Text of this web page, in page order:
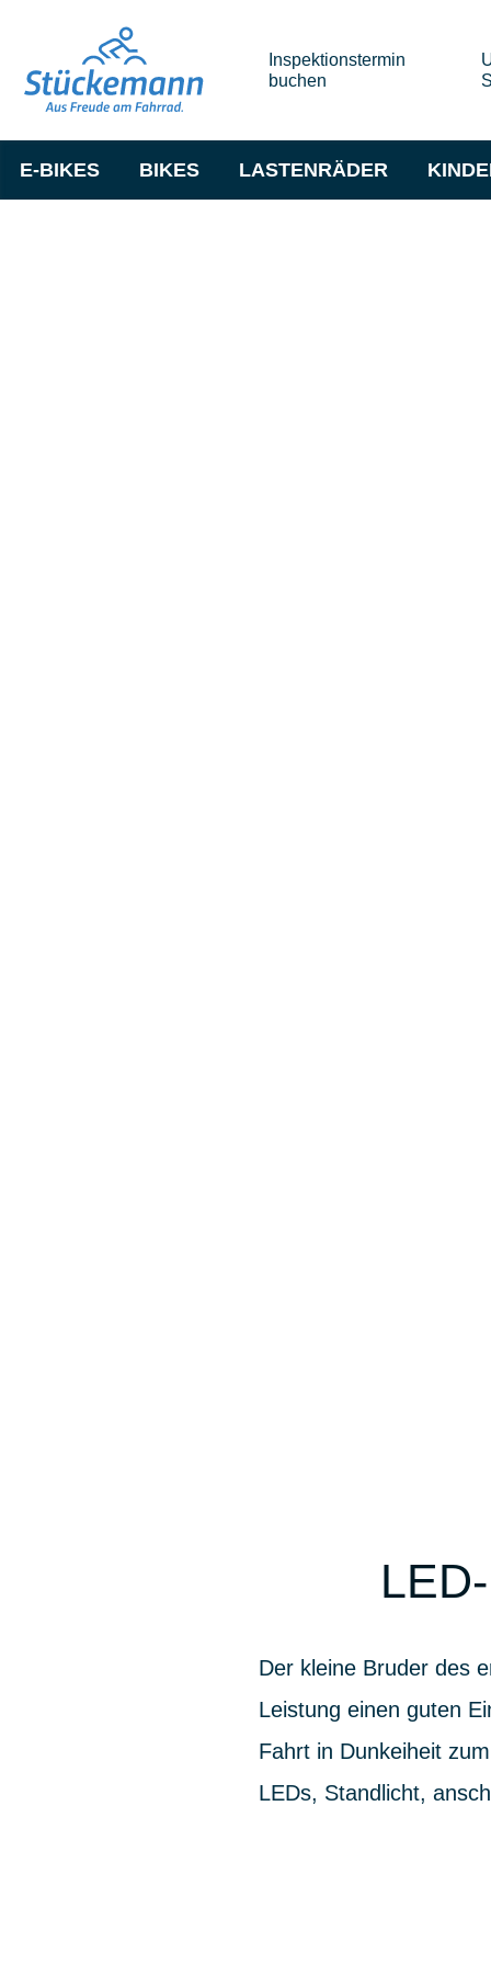
Inspektionstermin
buchen
E-BIKES BIKES LASTENRÄDER
Der kleine Bruder des
Leistung einen guten
Fahrt in Dunkeiheit
LEDs, Standlicht,